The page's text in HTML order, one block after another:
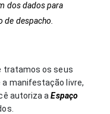
dos dados para
de despacho.
tratamos os seus
manifestação livre,
autoriza aEspaço